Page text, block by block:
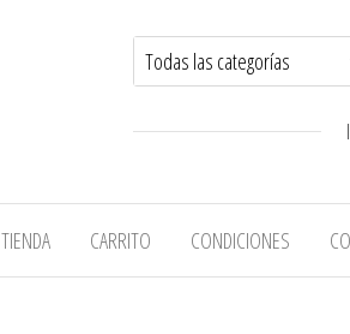
TIENDA CARRITO CONDICIONES